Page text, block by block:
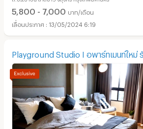
5,800 - 7,000 บาท/เดือน
13/05/2024 6:19
Playground Studio I อพาร์ทเมนท์ใหม่